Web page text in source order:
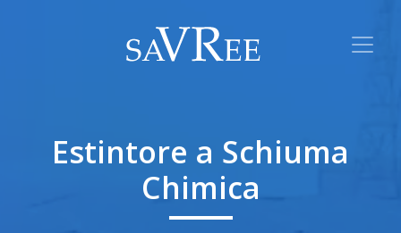
Estintore a Schiuma
Chimica